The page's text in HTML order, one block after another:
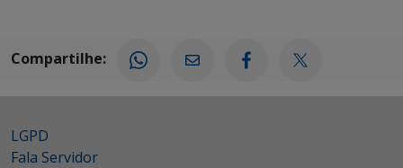
Compartilhe:
LGPD
Fala Servidor